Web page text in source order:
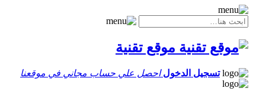
موقع تقنية
تسجيل الدخول احصل علي حساب مجاني في موقعنا